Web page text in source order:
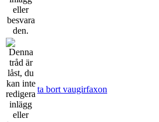
ta bort vaugirfaxon